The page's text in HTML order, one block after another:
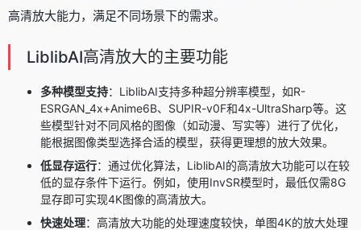
高清放大能力，满足不同场景下的需求。
LiblibAI高清放大的主要功能
多种模型支持：LiblibAI支持多种超分辨率模型，如R-
ESRGAN_4x+Anime6B、SUPIR-v0F和4x-UltraSharp等。这
些模型针对不同风格的图像（如动漫、写实等）进行了优化，
能根据图像类型选择合适的模型，获得更理想的放大效果。
低显存运行：通过优化算法，LiblibAI的高清放大功能可以在较
低的显存条件下运行。例如，使用InvSR模型时，最低仅需8G
显存即可实现4K图像的高清放大。
快速处理：高清放大功能的处理速度较快，单图4K的放大处理